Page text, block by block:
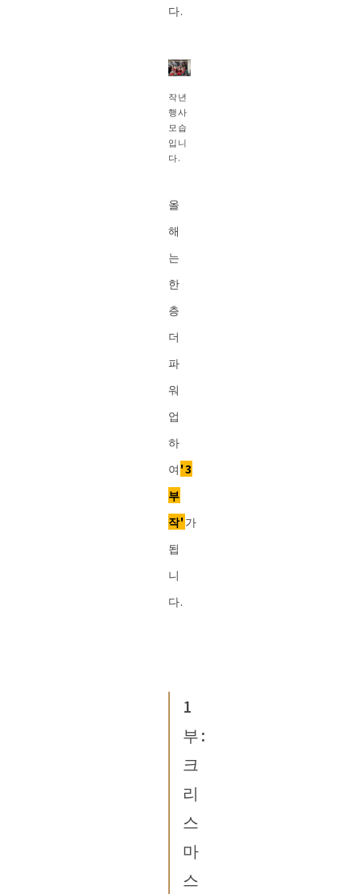
다.
작년
행사
모습
입니
다.
올
해
는
한
층
더
파
워
업
하
여 '3
부
작'가
됩
니
다.
1
부:
크
리
스
마
스